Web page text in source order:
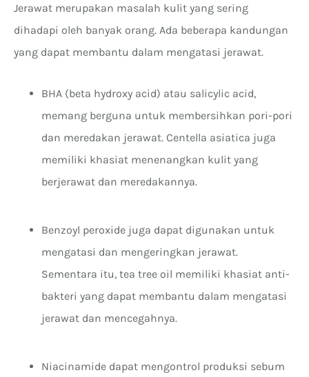
Jerawat merupakan masalah kulit yang sering
dihadapi oleh banyak orang. Ada beberapa kandungan
yang dapat membantu dalam mengatasi jerawat.
BHA (beta hydroxy acid) atau salicylic acid,
memang berguna untuk membersihkan pori-pori
dan meredakan jerawat. Centella asiatica juga
memiliki khasiat menenangkan kulit yang
berjerawat dan meredakannya.
Benzoyl peroxide juga dapat digunakan untuk
mengatasi dan mengeringkan jerawat.
Sementara itu, tea tree oil memiliki khasiat anti-
bakteri yang dapat membantu dalam mengatasi
jerawat dan mencegahnya.
Niacinamide dapat mengontrol produksi sebum